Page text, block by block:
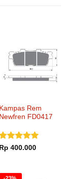
Kampas Rem
Newfren FD0417
Dinilai5
Rp 400.000